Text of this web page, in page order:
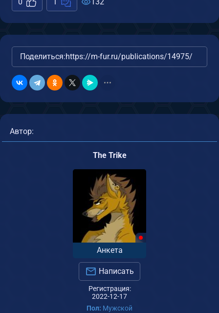
Поделиться:https://m-fur.ru/publications/14975/
Автор:
The Trike
Анкета
Написать
Регистрация:
2022-12-17
Пол: Мужской